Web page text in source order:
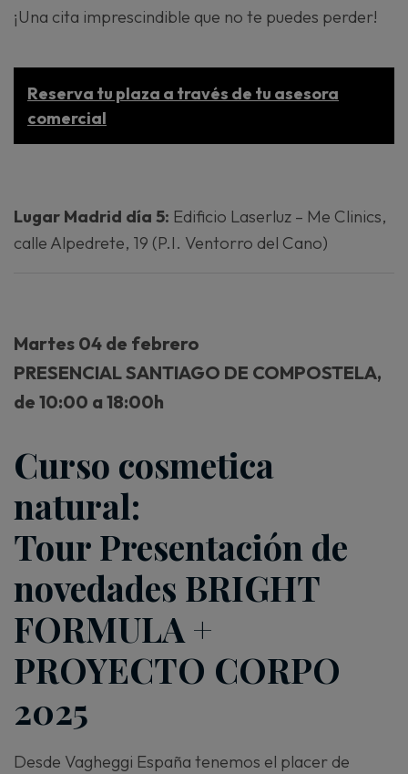
¡Una cita imprescindible que no te puedes perder!
Reserva tu plaza a través de tu asesora
comercial
Lugar Madrid día 5: Edificio Laserluz – Me Clinics,
calle Alpedrete, 19 (P.I. Ventorro del Cano)
Martes 04 de febrero
PRESENCIAL SANTIAGO DE COMPOSTELA,
de 10:00 a 18:00h
Curso cosmetica
natural:
Tour Presentación de
novedades BRIGHT
FORMULA +
PROYECTO CORPO
2025
Desde Vagheggi España tenemos el placer de